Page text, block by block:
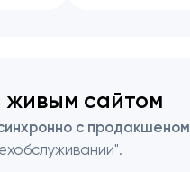
живым сайтом
с продакшеном